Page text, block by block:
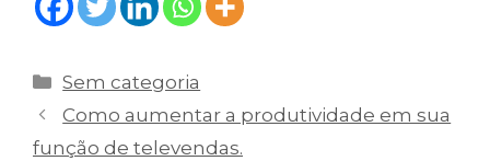
Categorias
Sem categoria
Navegação
de
Como aumentar a produtividade em sua
função de televendas.